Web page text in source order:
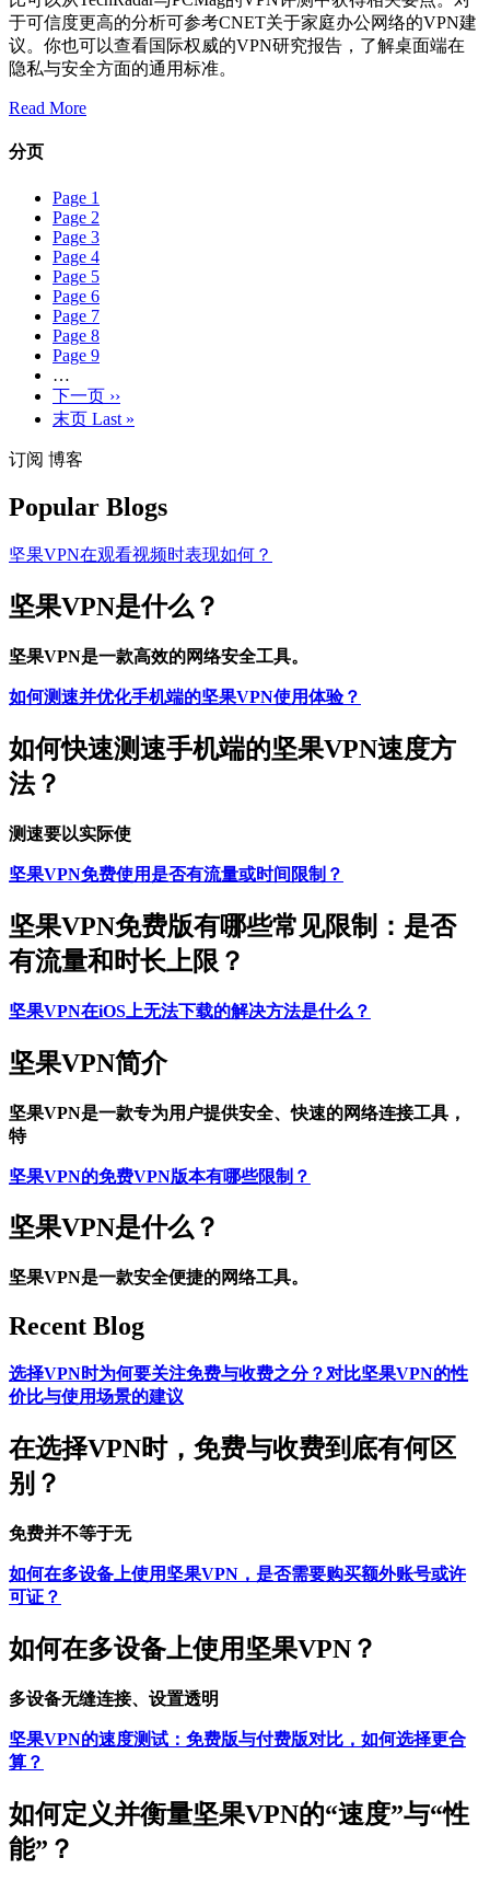
于可信度更高的分析可参考CNET关于家庭办公网络的VPN建
议。你也可以查看国际权威的VPN研究报告，了解桌面端在
隐私与安全方面的通用标准。
Read More
分页
Page 1
Page 2
Page 3
Page 4
Page 5
Page 6
Page 7
Page 8
Page 9
…
下一页 ››
末页 Last »
订阅 博客
Popular Blogs
坚果VPN在观看视频时表现如何？
坚果VPN是什么？
坚果VPN是一款高效的网络安全工具。
如何测速并优化手机端的坚果VPN使用体验？
如何快速测速手机端的坚果VPN速度方
法？
测速要以实际使
坚果VPN免费使用是否有流量或时间限制？
坚果VPN免费版有哪些常见限制：是否
有流量和时长上限？
坚果VPN在iOS上无法下载的解决方法是什么？
坚果VPN简介
坚果VPN是一款专为用户提供安全、快速的网络连接工具，
特
坚果VPN的免费VPN版本有哪些限制？
坚果VPN是什么？
坚果VPN是一款安全便捷的网络工具。
Recent Blog
选择VPN时为何要关注免费与收费之分？对比坚果VPN的性
价比与使用场景的建议
在选择VPN时，免费与收费到底有何区
别？
免费并不等于无
如何在多设备上使用坚果VPN，是否需要购买额外账号或许
可证？
如何在多设备上使用坚果VPN？
多设备无缝连接、设置透明
坚果VPN的速度测试：免费版与付费版对比，如何选择更合
算？
如何定义并衡量坚果VPN的“速度”与“性
能”？